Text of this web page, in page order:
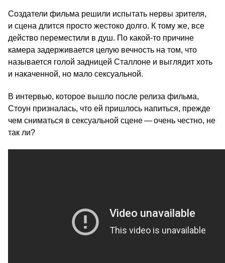
Создатели фильма решили испытать нервы зрителя,
и сцена длится просто жестоко долго. К тому же, все
действо переместили в душ. По какой-то причине
камера задерживается целую вечность на том, что
называется голой задницей Сталлоне и выглядит хоть
и накаченной, но мало сексуальной.
В интервью, которое вышло после релиза фильма,
Стоун призналась, что ей пришлось напиться, прежде
чем сниматься в сексуальной сцене — очень честно, не
так ли?